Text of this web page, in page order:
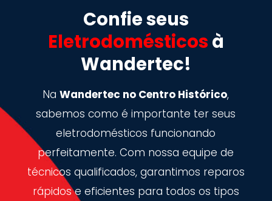
Confie seus
Eletrodomésticos à
Wandertec!
NaWandertec no Centro Histórico,
sabemos como é importante ter seus
eletrodomésticos funcionando
perfeitamente. Com nossa equipe de
técnicos qualificados, garantimos reparos
rápidos e eficientes para todos os tipos